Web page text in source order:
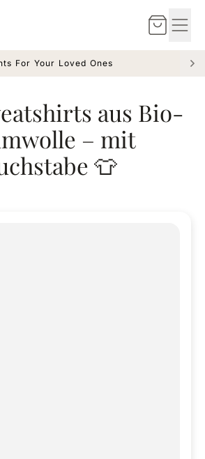
Warenkorb
with in Munich
For Your Loved Ones
aus Bio-
– mit
👕